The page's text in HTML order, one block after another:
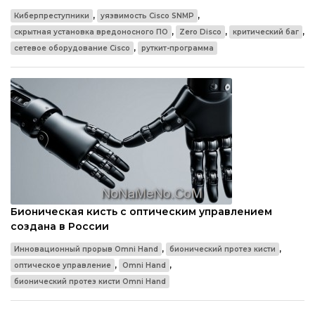
Киберпреступники , уязвимость Cisco SNMP ,
скрытная установка вредоносного ПО , Zero Disco , критический баг ,
сетевое оборудование Cisco , руткит-программа
Бионическая кисть с оптическим управлением
создана в России
Инновационный прорыв Omni Hand , бионический протез кисти ,
оптическое управление , Omni Hand ,
бионический протез кисти Omni Hand